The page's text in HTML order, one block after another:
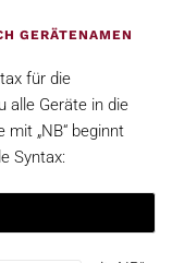
GERÄTENAMEN
für die
alle Geräte in die
„NB“ beginnt
Syntax: